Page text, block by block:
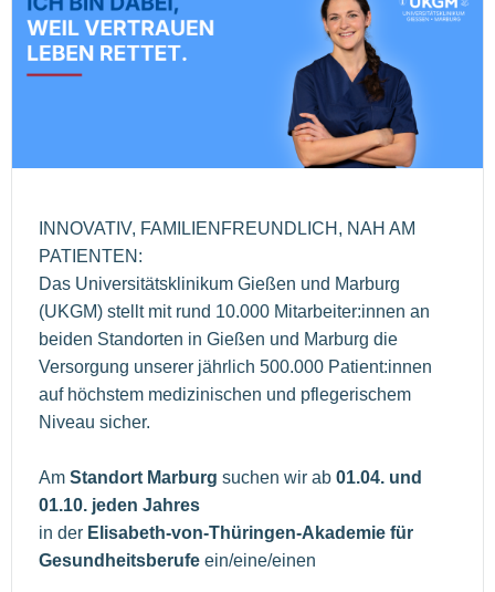
INNOVATIV, FAMILIENFREUNDLICH, NAH AM
PATIENTEN:
Das Universitätsklinikum Gießen und Marburg
(UKGM) stellt mit rund 10.000 Mitarbeiter:innen an
beiden Standorten in Gießen und Marburg die
Versorgung unserer jährlich 500.000 Patient:innen
auf höchstem medizinischen und pflegerischem
Niveau sicher.
Am Standort Marburg suchen wir ab 01.04. und
01.10. jeden Jahres
in der Elisabeth-von-Thüringen-Akademie für
Gesundheitsberufe ein/eine/einen